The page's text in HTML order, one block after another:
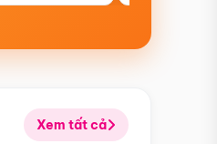
Xem tất cả
Điểm nổi bật